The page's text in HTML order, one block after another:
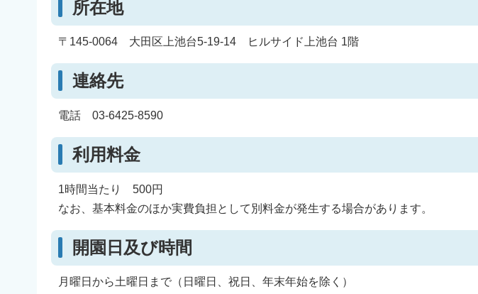
所在地
〒145-0064 大田区上池台5-19-14 ヒルサイド上池台 1階
連絡先
電話 03-6425-8590
利用料金
1時間当たり 500円
なお、基本料金のほか実費負担として別料金が発生する場合があります。
開園日及び時間
月曜日から土曜日まで（日曜日、祝日、年末年始を除く）